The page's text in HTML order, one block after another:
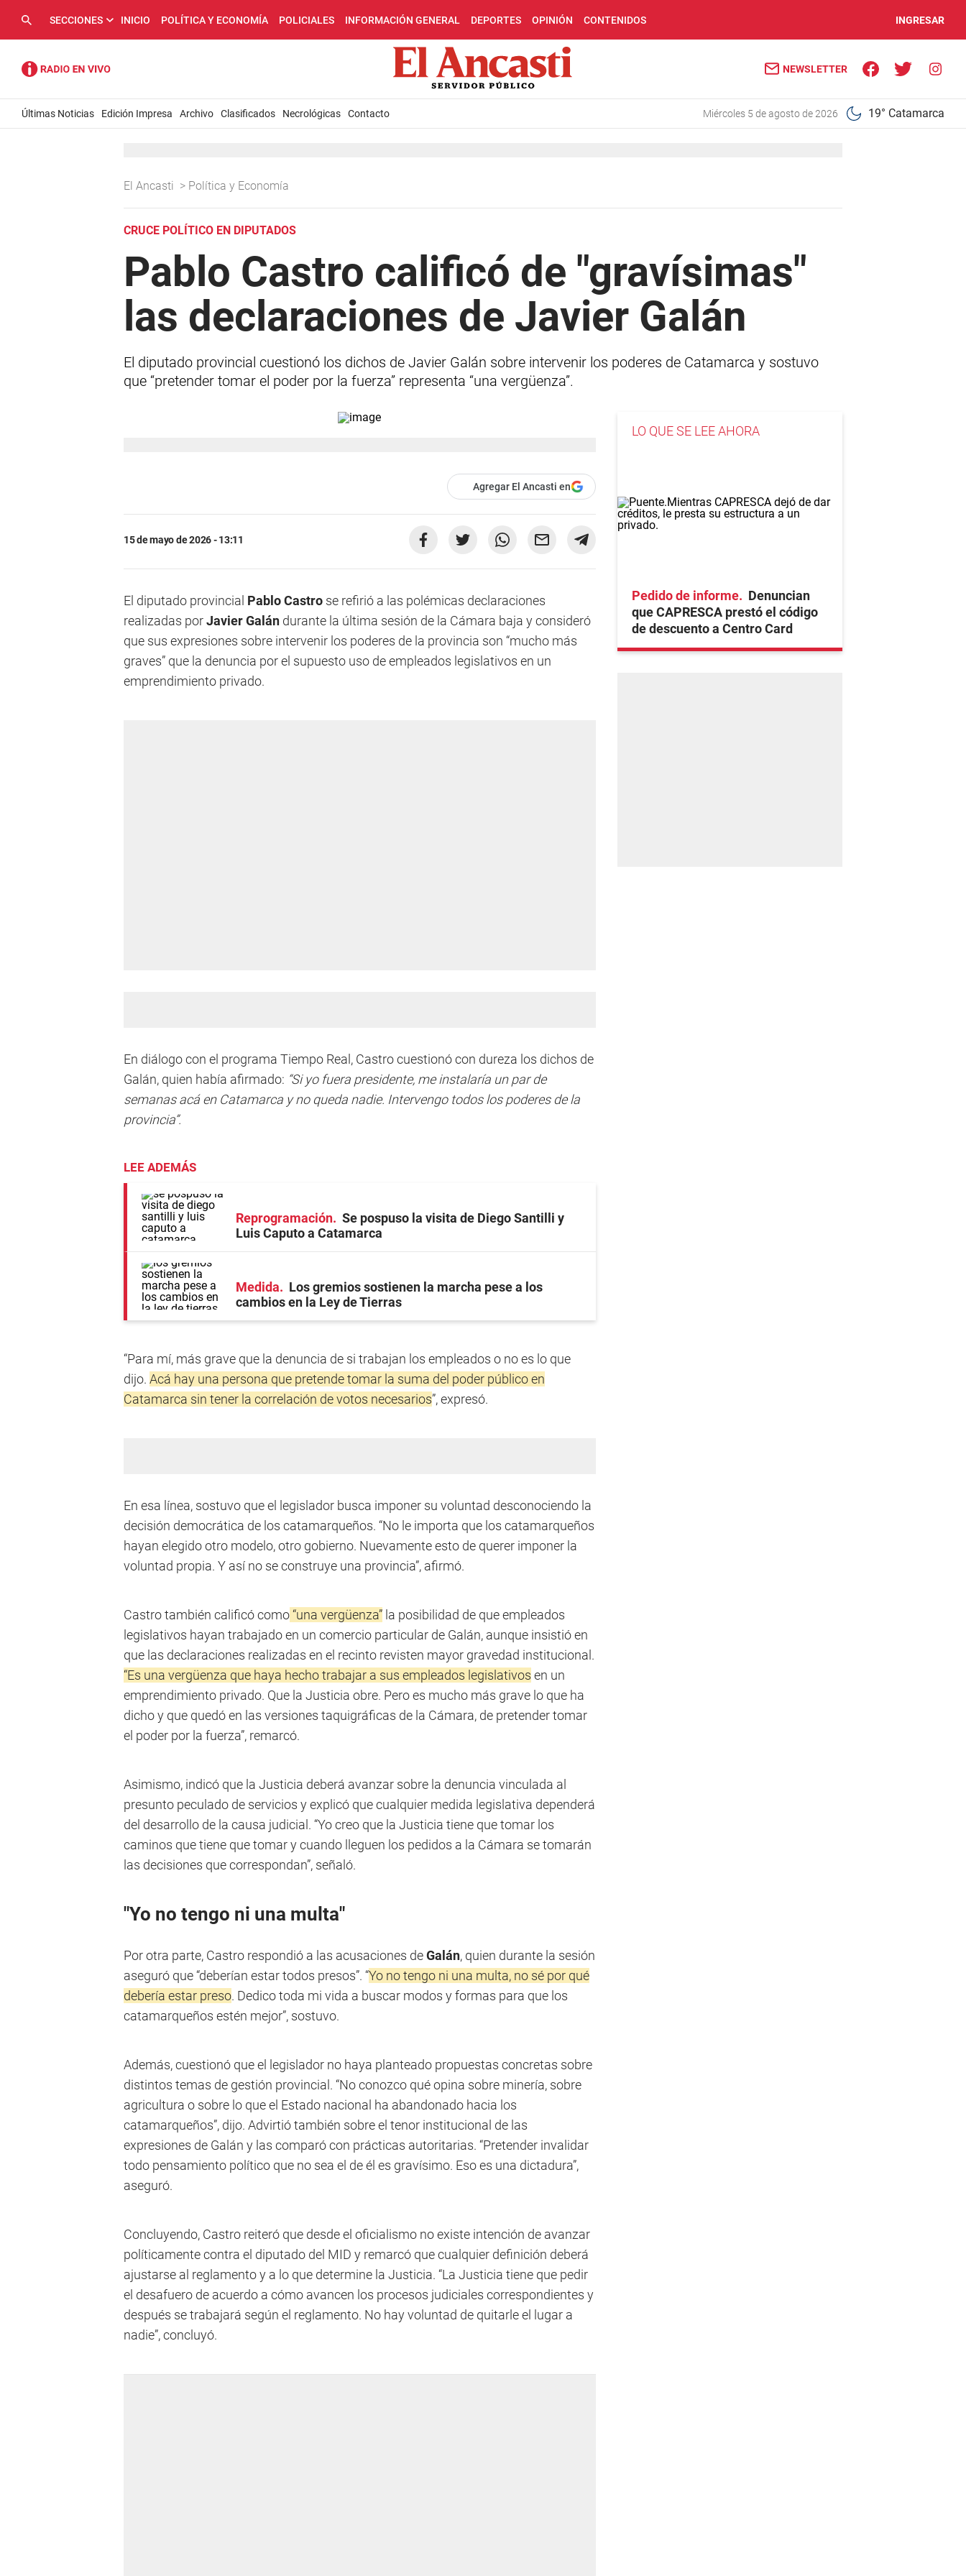
SECCIONES INICIO POLÍTICA Y ECONOMÍA POLICIALES INFORMACIÓN GENERAL DEPORTES OPINIÓN CONTENIDOS INGRESAR
NEWSLETTER
Últimas Noticias Edición Impresa Archivo Clasificados Necrológicas Contacto miércoles 5 de agosto de 2026 19° Catamarca
El Ancasti > Política y Economía
CRUCE POLÍTICO EN DIPUTADOS
Pablo Castro calificó de "gravísimas"
las declaraciones de Javier Galán
El diputado provincial cuestionó los dichos de Javier Galán sobre intervenir los poderes de Catamarca y sostuvo
que “pretender tomar el poder por la fuerza” representa “una vergüenza”.
Agregar El Ancasti en
15 de mayo de 2026 - 13:11
El diputado provincial Pablo Castro se refirió a las polémicas declaraciones
realizadas porJavier Galán durante la última sesión de la Cámara baja y consideró
que sus expresiones sobre intervenir los poderes de la provincia son “mucho más
graves” que la denuncia por el supuesto uso de empleados legislativos en un
emprendimiento privado.
En diálogo con el programa Tiempo Real, Castro cuestionó con dureza los dichos de
Galán, quien había afirmado: “Si yo fuera presidente, me instalaría un par de
semanas acá en Catamarca y no queda nadie. Intervengo todos los poderes de la
provincia”.
LEE ADEMÁS
Reprogramación
Se pospuso la visita de Diego Santilli y
Luis Caputo a Catamarca
Medida
Los gremios sostienen la marcha pese a los
cambios en la Ley de Tierras
“Para mí, más grave que la denuncia de si trabajan los empleados o no es lo que
dijo. Acá hay una persona que pretende tomar la suma del poder público en
Catamarca sin tener la correlación de votos necesarios”, expresó.
En esa línea, sostuvo que el legislador busca imponer su voluntad desconociendo la
decisión democrática de los catamarqueños. “No le importa que los catamarqueños
hayan elegido otro modelo, otro gobierno. Nuevamente esto de querer imponer la
voluntad propia. Y así no se construye una provincia”, afirmó.
Castro también calificó como“una vergüenza” la posibilidad de que empleados
legislativos hayan trabajado en un comercio particular de Galán, aunque insistió en
que las declaraciones realizadas en el recinto revisten mayor gravedad institucional.
“Es una vergüenza que haya hecho trabajar a sus empleados legislativos en un
emprendimiento privado. Que la Justicia obre. Pero es mucho más grave lo que ha
dicho y que quedó en las versiones taquigráficas de la Cámara, de pretender tomar
el poder por la fuerza”, remarcó.
Asimismo, indicó que la Justicia deberá avanzar sobre la denuncia vinculada al
presunto peculado de servicios y explicó que cualquier medida legislativa dependerá
del desarrollo de la causa judicial. “Yo creo que la Justicia tiene que tomar los
caminos que tiene que tomar y cuando lleguen los pedidos a la Cámara se tomarán
las decisiones que correspondan”, señaló.
"Yo no tengo ni una multa"
Por otra parte, Castro respondió a las acusaciones deGalán, quien durante la sesión
aseguró que “deberían estar todos presos”. “Yo no tengo ni una multa, no sé por qué
debería estar preso. Dedico toda mi vida a buscar modos y formas para que los
catamarqueños estén mejor”, sostuvo.
Además, cuestionó que el legislador no haya planteado propuestas concretas sobre
distintos temas de gestión provincial. “No conozco qué opina sobre minería, sobre
agricultura o sobre lo que el Estado nacional ha abandonado hacia los
catamarqueños”, dijo. Advirtió también sobre el tenor institucional de las
expresiones de Galán y las comparó con prácticas autoritarias. “Pretender invalidar
todo pensamiento político que no sea el de él es gravísimo. Eso es una dictadura”,
aseguró.
Concluyendo, Castro reiteró que desde el oficialismo no existe intención de avanzar
políticamente contra el diputado del MID y remarcó que cualquier definición deberá
ajustarse al reglamento y a lo que determine la Justicia. “La Justicia tiene que pedir
el desafuero de acuerdo a cómo avancen los procesos judiciales correspondientes y
después se trabajará según el reglamento. No hay voluntad de quitarle el lugar a
nadie”, concluyó.
LO QUE SE LEE AHORA
Pedido de informe
Denuncian
que CAPRESCA prestó el código
de descuento a Centro Card